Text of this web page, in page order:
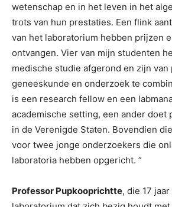
wetenschap en in het leven in het
trots van hun prestaties. Een flink
van het laboratorium hebben prijzen
ontvangen. Vier van mijn studenten
medische studie afgerond en zijn van
geneeskunde en onderzoek te
is een research fellow en een
academische setting, een ander doet
in de Verenigde Staten. Bovendien
voor twee jonge onderzoekers die
laboratoria hebben opgericht. ”
Professor Pupkooprichtte, die 17